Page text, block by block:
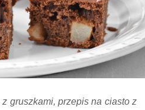
gruszkami, przepis na ciasto z